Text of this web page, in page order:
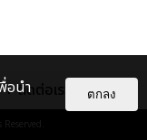
ติดต่อเรา
อนำ
ตกลง